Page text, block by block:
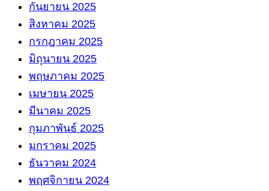
กันยายน 2025
สิงหาคม 2025
กรกฎาคม 2025
มิถุนายน 2025
พฤษภาคม 2025
เมษายน 2025
มีนาคม 2025
กุมภาพันธ์ 2025
มกราคม 2025
ธันวาคม 2024
พฤศจิกายน 2024